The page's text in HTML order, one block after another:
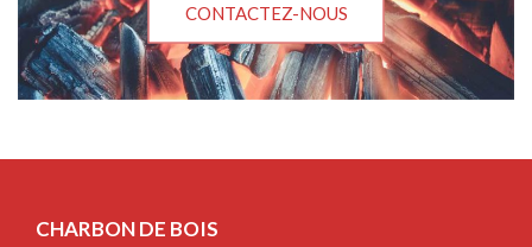
CONTACTEZ-NOUS
CHARBON DE BOIS